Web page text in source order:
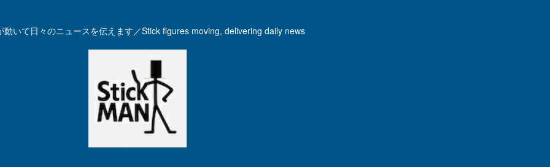
動いて日々のニュースを伝えます／Stick figures moving, delivering daily news